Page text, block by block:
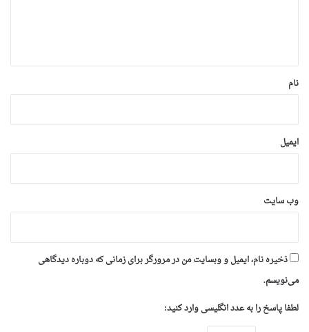
نام
ایمیل
وب‌ سایت
ذخیره نام، ایمیل و وبسایت من در مرورگر برای زمانی که دوباره دیدگاهی
می‌نویسم.
لطفا پاسخ را به عدد انگلیسی وارد کنید: